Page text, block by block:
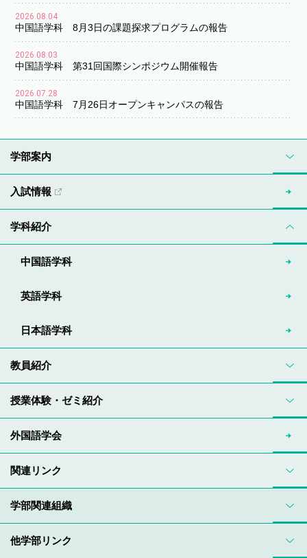
2026.08.04
中国語学科 8月3日の課題探求プログラムの報告
2026.08.03
中国語学科 第31回国際シンポジウム開催報告
2026.07.28
中国語学科 7月26日オープンキャンパスの報告
学部関連組織
他学部リンク
学部案内
入試情報
学科紹介
中国語学科
英語学科
日本語学科
教員紹介
授業体験・ゼミ紹介
外国語学会
関連リンク